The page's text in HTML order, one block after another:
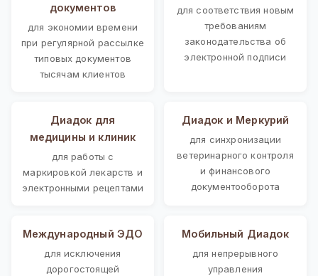
документов
для экономии времени
при регулярной рассылке
типовых документов
тысячам клиентов
для соответствия новым
требованиям
законодательства об
электронной подписи
Диадок для
медицины и клиник
для работы с
маркировкой лекарств и
электронными рецептами
Диадок и Меркурий
для синхронизации
ветеринарного контроля
и финансового
документооборота
Международный ЭДО
для исключения
дорогостоящей
Мобильный Диадок
для непрерывного
управления